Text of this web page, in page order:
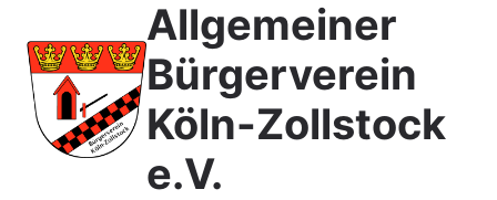
Inhalt
springen
Allgemeiner
Bürgerverein
Köln-Zollstock
e.V.